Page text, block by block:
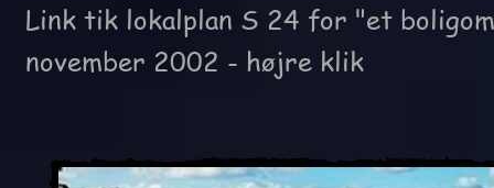
Link tik lokalplan S 24 for "et
november 2002 - højre klik